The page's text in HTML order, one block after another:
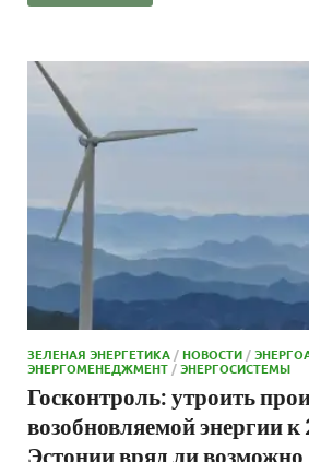
ЗЕЛЕНАЯ ЭНЕРГЕТИКА /НОВОСТИ /
ЭНЕРГОМЕНЕДЖМЕНТ /ЭНЕРГОСИСТЕМЫ
Госконтроль: утроить
возобновляемой энергии к
Эстонии вряд ли возможно